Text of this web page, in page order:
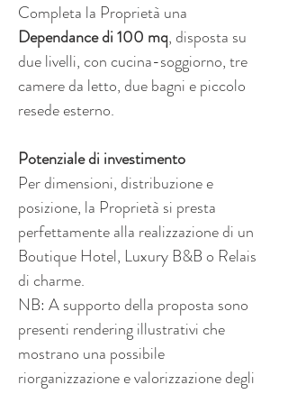
Completa la Proprietà una
Dependance di 100 mq, disposta su
due livelli, con cucina-soggiorno, tre
camere da letto, due bagni e piccolo
resede esterno.
Potenziale di investimento
Per dimensioni, distribuzione e
posizione, la Proprietà si presta
perfettamente alla realizzazione di un
Boutique Hotel, Luxury B&B o Relais
di charme.
NB: A supporto della proposta sono
presenti rendering illustrativi che
mostrano una possibile
riorganizzazione e valorizzazione degli